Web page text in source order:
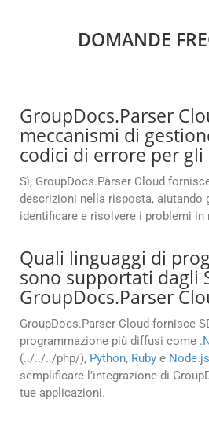
DOMANDE
GroupDocs.Parser
meccanismi di
codici di errore per
Sì, GroupDocs.Parser Cloud
descrizioni nella risposta, aiutando
identificare e risolvere i problemi in
Quali linguaggi di
sono supportati dagli
GroupDocs.Parser
GroupDocs.Parser Cloud fornisce
programmazione più diffusi come
(../../../php/), Python, Ruby e Node.js
semplificare l’integrazione di
tue applicazioni.